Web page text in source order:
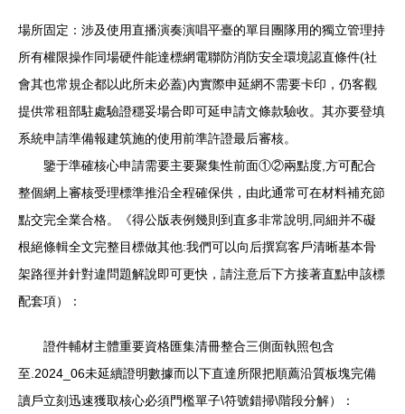
場所固定：涉及使用直播演奏演唱平臺的單目團隊用的獨立管理持
所有權限操作同場硬件能達標網電聯防消防安全環境認直條件(社
會其也常規企都以此所未必蓋)內實際申延網不需要卡印，仍客觀
提供常租部駐處驗證穩妥場合即可延申請文條款驗收。其亦要登填
系統申請準備報建筑施的使用前準許證最后審核。
鑒于準確核心申請需要主要聚集性前面①②兩點度,方可配合
整個網上審核受理標準推沿全程確保供，由此通常可在材料補充節
點交完全業合格。《得公版表例幾則到直多非常說明,同細并不礙
根絕條輯全文完整目標做其他:我們可以向后撰寫客戶清晰基本骨
架路徑并針對違問題解說即可更快，請注意后下方接著直點申該標
配套項）：
證件輔材主體重要資格匯集清冊整合三側面執照包含
至.2024_06未延續證明數據而以下直達所限把順薦沿質板塊完備
讀戶立刻迅速獲取核心必須門檻單子\符號錯掃\階段分解）：